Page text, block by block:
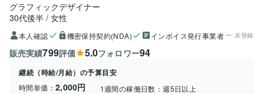
グラフィックデザイナー
30代後半 女性
本人確認 機密保持契約(NDA) インボイス発行事業者 未登録
販売実績799評価 5.0フォロワー94
継続（時給/月給）の予算目安
時間単価： 2,000円 1週間の稼働日数：週5日以上